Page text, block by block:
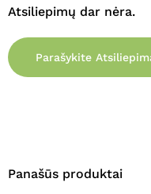
Atsiliepimų dar nėra.
Parašykite
Panašūs produktai